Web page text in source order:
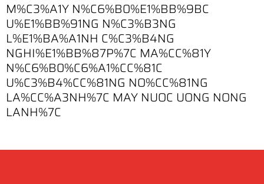
M%C3%A1Y N%C6%B0%E1%BB%9BC
U%E1%BB%91NG N%C3%B3NG
L%E1%BA%A1NH C%C3%B4NG
NGHI%E1%BB%87P%7C MA%CC%81Y
N%C6%B0%C6%A1%CC%81C
U%C3%B4%CC%81NG NO%CC%81NG
LA%CC%A3NH%7C MAY NUOC UONG NONG
LANH%7C